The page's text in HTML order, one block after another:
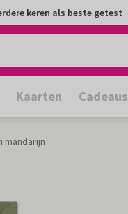
keren als beste getest
Kaarten Cadeaus
mandarijn